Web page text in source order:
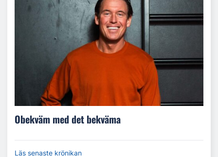
Obekväm med det bekväma
Läs senaste krönikan